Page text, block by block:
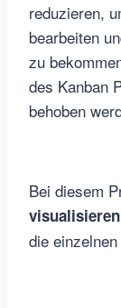
reduzieren,
bearbeiten
zu
des Kanban
behoben
Bei diesem
visualisieren
die